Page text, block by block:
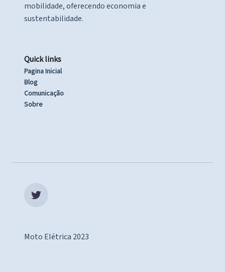
mobilidade, oferecendo economia e
sustentabilidade.
Quick links
Pagina Inicial
Blog
Comunicação
Sobre
Moto Elétrica 2023